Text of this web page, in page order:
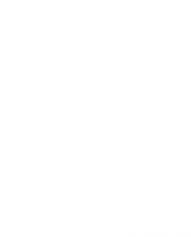
neuváženému
do větší finanční tísně. V
opakovaném prodlení
Záznam
způsobený
(Bankovní registr
(Nebankovní registr
registrech zůstávají déle
platbách nebo
Narazit můžete i na
Tento registr je
známy zdroje, ze který